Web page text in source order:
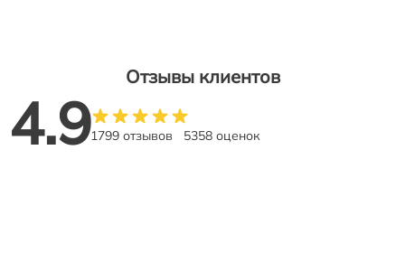
Отзывы клиентов
4.91799 отзывов 5358 оценок